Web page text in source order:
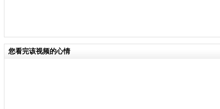
您看完该视频的心情